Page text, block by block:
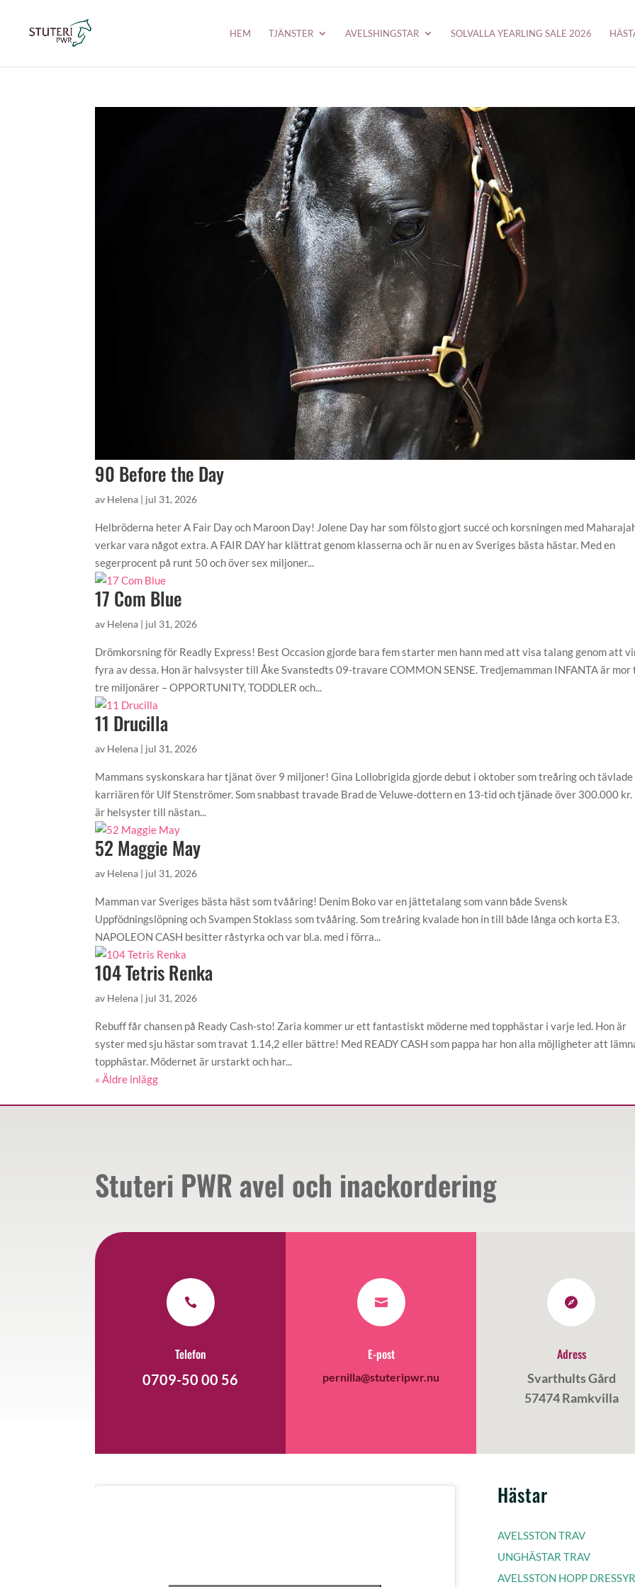
HEM TJÄNSTER AVELSHINGSTAR SOLVALLA YEARLING SALE 2026
90 Before the Day
av Helena | jul 31, 2026
Helbröderna heter A Fair Day och Maroon Day! Jolene Day har som fölsto gjort succé och korsningen med
verkar vara något extra. A FAIR DAY har klättrat genom klasserna och är nu en av Sveriges bästa hästar. Med en
segerprocent på runt 50 och över sex miljoner...
17 Com Blue
av Helena | jul 31, 2026
Drömkorsning för Readly Express! Best Occasion gjorde bara fem starter men hann med att visa talang genom att
fyra av dessa. Hon är halvsyster till Åke Svanstedts 09-travare COMMON SENSE. Tredjemamman INFANTA är
tre miljonärer – OPPORTUNITY, TODDLER och...
11 Drucilla
av Helena | jul 31, 2026
Mammans syskonskara har tjänat över 9 miljoner! Gina Lollobrigida gjorde debut i oktober som treåring och tävlade
karriären för Ulf Stenströmer. Som snabbast travade Brad de Veluwe-dottern en 13-tid och tjänade över 300.000 kr.
är helsyster till nästan...
52 Maggie May
av Helena | jul 31, 2026
Mamman var Sveriges bästa häst som tvååring! Denim Boko var en jättetalang som vann både Svensk
Uppfödningslöpning och Svampen Stoklass som tvååring. Som treåring kvalade hon in till både långa och korta E3.
NAPOLEON CASH besitter råstyrka och var bl.a. med i förra...
104 Tetris Renka
av Helena | jul 31, 2026
Rebuff får chansen på Ready Cash-sto! Zaria kommer ur ett fantastiskt möderne med topphästar i varje led. Hon är
syster med sju hästar som travat 1.14,2 eller bättre! Med READY CASH som pappa har hon alla möjligheter att
topphästar. Mödernet är urstarkt och har...
« Äldre inlägg
Stuteri PWR avel och inackordering

Telefon
0709-50 00 56

E-post
pernilla@stuteripwr.nu

Adress
Svarthults Gård
57474 Ramkvilla
Hästar
AVELSSTON TRAV
UNGHÄSTAR TRAV
AVELSSTON HOPP DRESSYR